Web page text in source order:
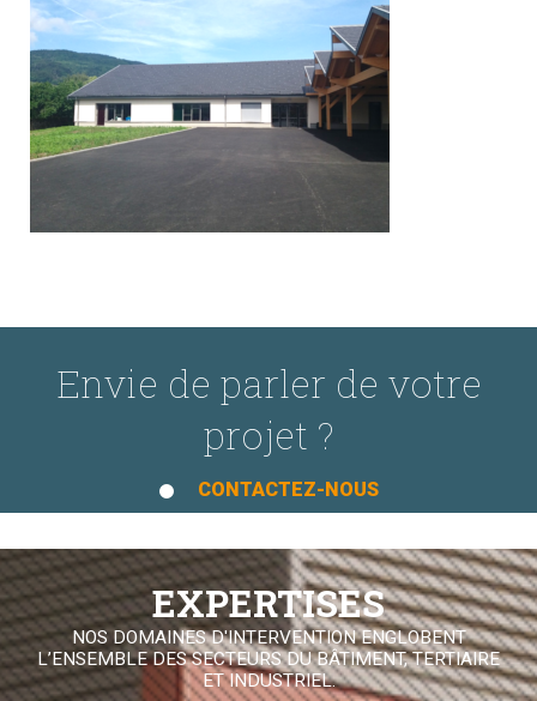
Envie de parler de votre
projet ?
CONTACTEZ-NOUS
EXPERTISES
NOS DOMAINES D'INTERVENTION ENGLOBENT
L’ENSEMBLE DES SECTEURS DU BÂTIMENT, TERTIAIRE
ET INDUSTRIEL.